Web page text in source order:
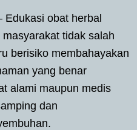
Edukasi obat herbal
tidak salah
berisiko membahayakan
yang benar
alami maupun medis
dan